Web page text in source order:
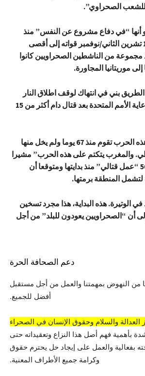
للشعب الصحراوي”.
أنها “في دفاع مشروع عن النفس” منذ
أرسل المغرب في 13 تشرين الثاني/نوفمبر قواته إلى أقصى
من الناشطين الصحراويين كانوا
موريتانيا المجاورة.
بني في انتهاك لوقف اطلاق النار
المبرم العام 1991 برعاية الأمم المتحدة بعد قتال دام أكثر من 15
وأضاف ولد اوكال “هذه الحرب تقوم منذ 67 يوما ولم يخل منها
والمغرب يتكتم على هذه الحرب” مشيرا
إلى وقوع أكثر من 500 “عمل قتالي” منذ بدايتها ومتوقعا أن
المنطقة برمتها.
الوتيرة. هذه البداية، هذا مجرد تسخين
أن “الصحراويين يعودون للبلد” من أجل
دعم الصحافة الحرة
من النهوض بمهمتنا والعمل من أجل مستقبل
أفضل للجميع.
العدالة والسلام وحقوق الإنسان في الصحراء
بأهمية فهم أصل هذا النزاع وتعقيداته حتى
بفعالية والعمل على إيجاد حل يحترم حقوق
وكرامة جميع الأطراف المعنية.